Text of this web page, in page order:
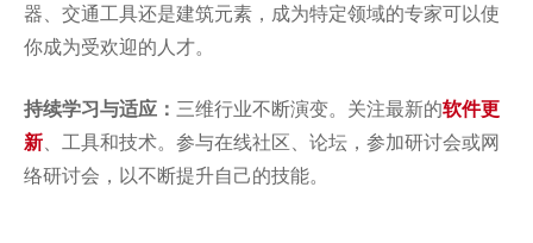
器、交通工具还是建筑元素，成为特定领域的专家可以使
你成为受欢迎的人才。
持续学习与适应： 三维行业不断演变。关注最新的软件更
新、工具和技术。参与在线社区、论坛，参加研讨会或网
络研讨会，以不断提升自己的技能。